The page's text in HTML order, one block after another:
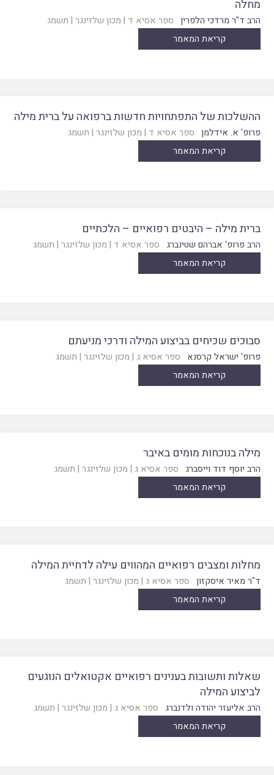
מחלה
הרב ד"ר מרדכי הלפרין ספר אסיא ד | מכון שלזינגר | תשמג
קריאת המאמר
ההשלכות של התפתחויות חדשות ברפואה על ברית מילה
פרופ' א. אידלמן ספר אסיא ד | מכון שלזינגר | תשמג
קריאת המאמר
ברית מילה – היבטים רפואיים – הלכתיים
הרב פרופ' אברהם שטינברג ספר אסיא ד | מכון שלזינגר | תשמג
קריאת המאמר
סבוכים שכיחים בביצוע המילה ודרכי מניעתם
פרופ' ישראל קרסנא ספר אסיא ג | מכון שלזינגר | תשמג
קריאת המאמר
מילה בנוכחות מומים באיבר
הרב יוסף דוד וייסברג ספר אסיא ג | מכון שלזינגר | תשמג
קריאת המאמר
מחלות ומצבים רפואיים המהווים עילה לדחיית המילה
ד"ר מאיר איסקזון ספר אסיא ג | מכון שלזינגר | תשמג
קריאת המאמר
שאלות ותשובות בענינים רפואיים אקטואלים הנוגעים
לביצוע המילה
הרב אליעזר יהודה ולדנברג ספר אסיא ג | מכון שלזינגר | תשמג
קריאת המאמר